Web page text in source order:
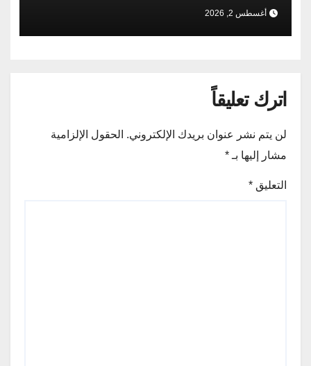
أغسطس 2, 2026
اترك تعليقاً
لن يتم نشر عنوان بريدك الإلكتروني. الحقول الإلزامية
مشار إليها بـ *
التعليق *